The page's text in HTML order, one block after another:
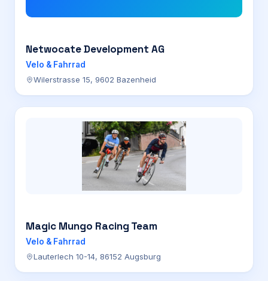
Netwocate Development AG
Velo & Fahrrad
Wilerstrasse 15, 9602 Bazenheid
Magic Mungo Racing Team
Velo & Fahrrad
Lauterlech 10-14, 86152 Augsburg